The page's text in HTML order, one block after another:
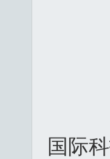
国际